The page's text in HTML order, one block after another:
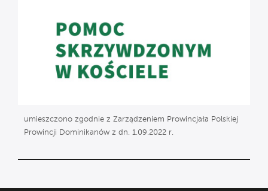
umieszczono zgodnie z Zarządzeniem Prowincjała Polskiej
Prowincji Dominikanów z dn. 1.09.2022 r.